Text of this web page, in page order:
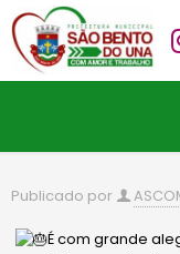
Publicado por
É com grande